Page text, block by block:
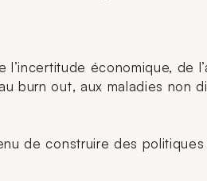
économique, de
burn out, aux maladies non
de construire des